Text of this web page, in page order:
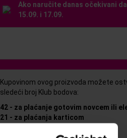
Ako naručite danas očekivani
15.09. i 17.09.
Kupovinom ovog proizvoda možete
sledeći broj Klub bodova:
42 - za plaćanje gotovim novcem ili
21 - za plaćanja karticom